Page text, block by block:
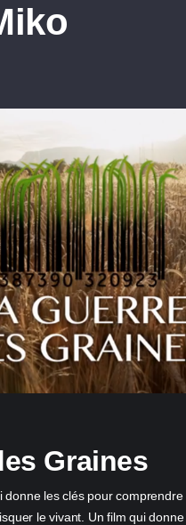
Graines
donne les clés pour
le vivant. Un film qui